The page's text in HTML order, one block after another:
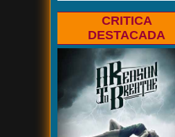
CRITICA
DESTACADA